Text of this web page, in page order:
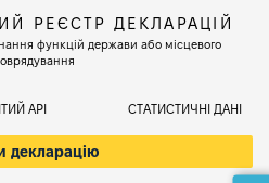
РЕЄСТР ДЕКЛАРАЦІЙ
функцій держави або місцевого
АРІ СТАТИСТИЧНІ ДАНІ
декларацію